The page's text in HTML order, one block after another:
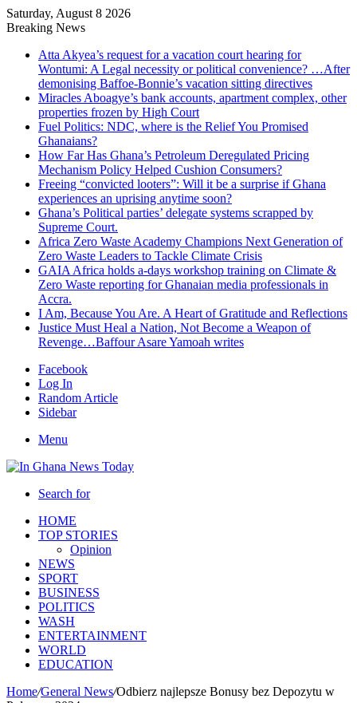
Saturday, August 8 2026
Breaking News
Atta Akyea’s request for a vacation court hearing for
Wontumi: A Legal necessity or political convenience? …After
demonising Baffoe-Bonnie’s vacation sitting directives
Miracles Aboagye’s bank accounts, apartment complex, other
properties frozen by High Court
Fuel Politics: NDC, where is the Relief You Promised
Ghanaians?
How Far Has Ghana’s Petroleum Deregulated Pricing
Mechanism Policy Helped Cushion Consumers?
Freeing “convicted looters”: Will it be a surprise if Ghana
experiences an uprising anytime soon?
Ghana’s Political parties’ delegate systems scrapped by
Supreme Court.
Africa Zero Waste Academy Champions Next Generation of
Zero Waste Leaders to Tackle Climate Crisis
GAIA Africa holds a-days workshop training on Climate &
Zero Waste reporting for Ghanaian media professionals in
Accra.
I Am, Because You Are. A Heart of Gratitude and Reflections
Justice Must Heal a Nation, Not Become a Weapon of
Revenge…Baffour Asare Yamoah writes
Facebook
Log In
Random Article
Sidebar
Menu
Search for
HOME
TOP STORIES
Opinion
NEWS
SPORT
BUSINESS
POLITICS
WASH
ENTERTAINMENT
WORLD
EDUCATION
Home/General News/Odbierz najlepsze Bonusy bez Depozytu w